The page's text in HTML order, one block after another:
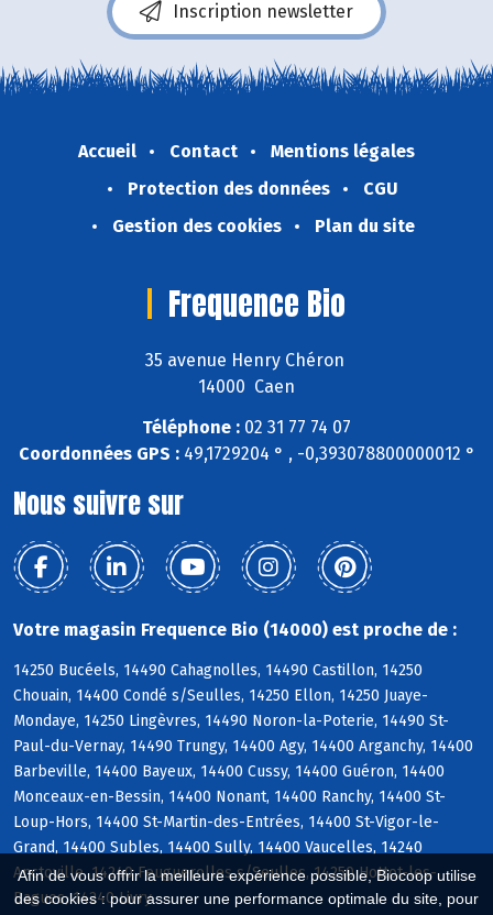
Afin de vous offrir la meilleure expérience possible, Biocoop utilise
des cookies : pour assurer une performance optimale du site, pour
Inscription newsletter
Accueil Contact
Mentions légales
Protection des données
CGU
Gestion des cookies
Plan du site
Frequence Bio
35 avenue Henry Chéron
14000 Caen
Téléphone : 02 31 77 74 07
Coordonnées GPS :49,1729204 ° , -0,393078800000012 °
Nous suivre sur
Votre magasin Frequence Bio (14000) est proche de :
14250 Bucéels, 14490 Cahagnolles, 14490 Castillon, 14250
Chouain, 14400 Condé s/Seulles, 14250 Ellon, 14250 Juaye-
Mondaye, 14250 Lingèvres, 14490 Noron-la-Poterie, 14490 St-
Paul-du-Vernay, 14490 Trungy, 14400 Agy, 14400 Arganchy, 14400
Barbeville, 14400 Bayeux, 14400 Cussy, 14400 Guéron, 14400
Monceaux-en-Bessin, 14400 Nonant, 14400 Ranchy, 14400 St-
Loup-Hors, 14400 St-Martin-des-Entrées, 14400 St-Vigor-le-
Grand, 14400 Subles, 14400 Sully, 14400 Vaucelles, 14240
Anctoville, 14240 Feuguerolles s/Seulles, 14250 Hottot-les-
Bagues, 14240 Livry